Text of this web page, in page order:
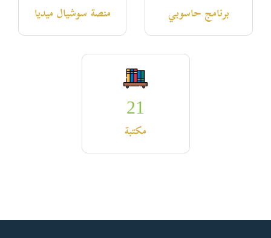
برنامج حاسوبي منصة سوشيال ميديا
21
مكتبة